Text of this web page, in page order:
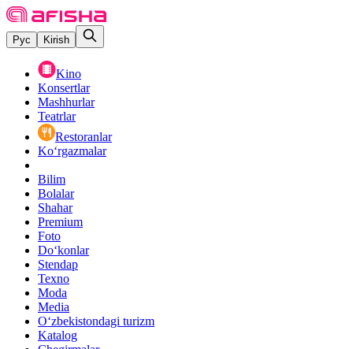
Рус Kirish
Kino
Konsertlar
Mashhurlar
Teatrlar
Restoranlar
Ko‘rgazmalar
Bilim
Bolalar
Shahar
Premium
Foto
Do‘konlar
Stendap
Texno
Moda
Media
O‘zbekistondagi turizm
Katalog